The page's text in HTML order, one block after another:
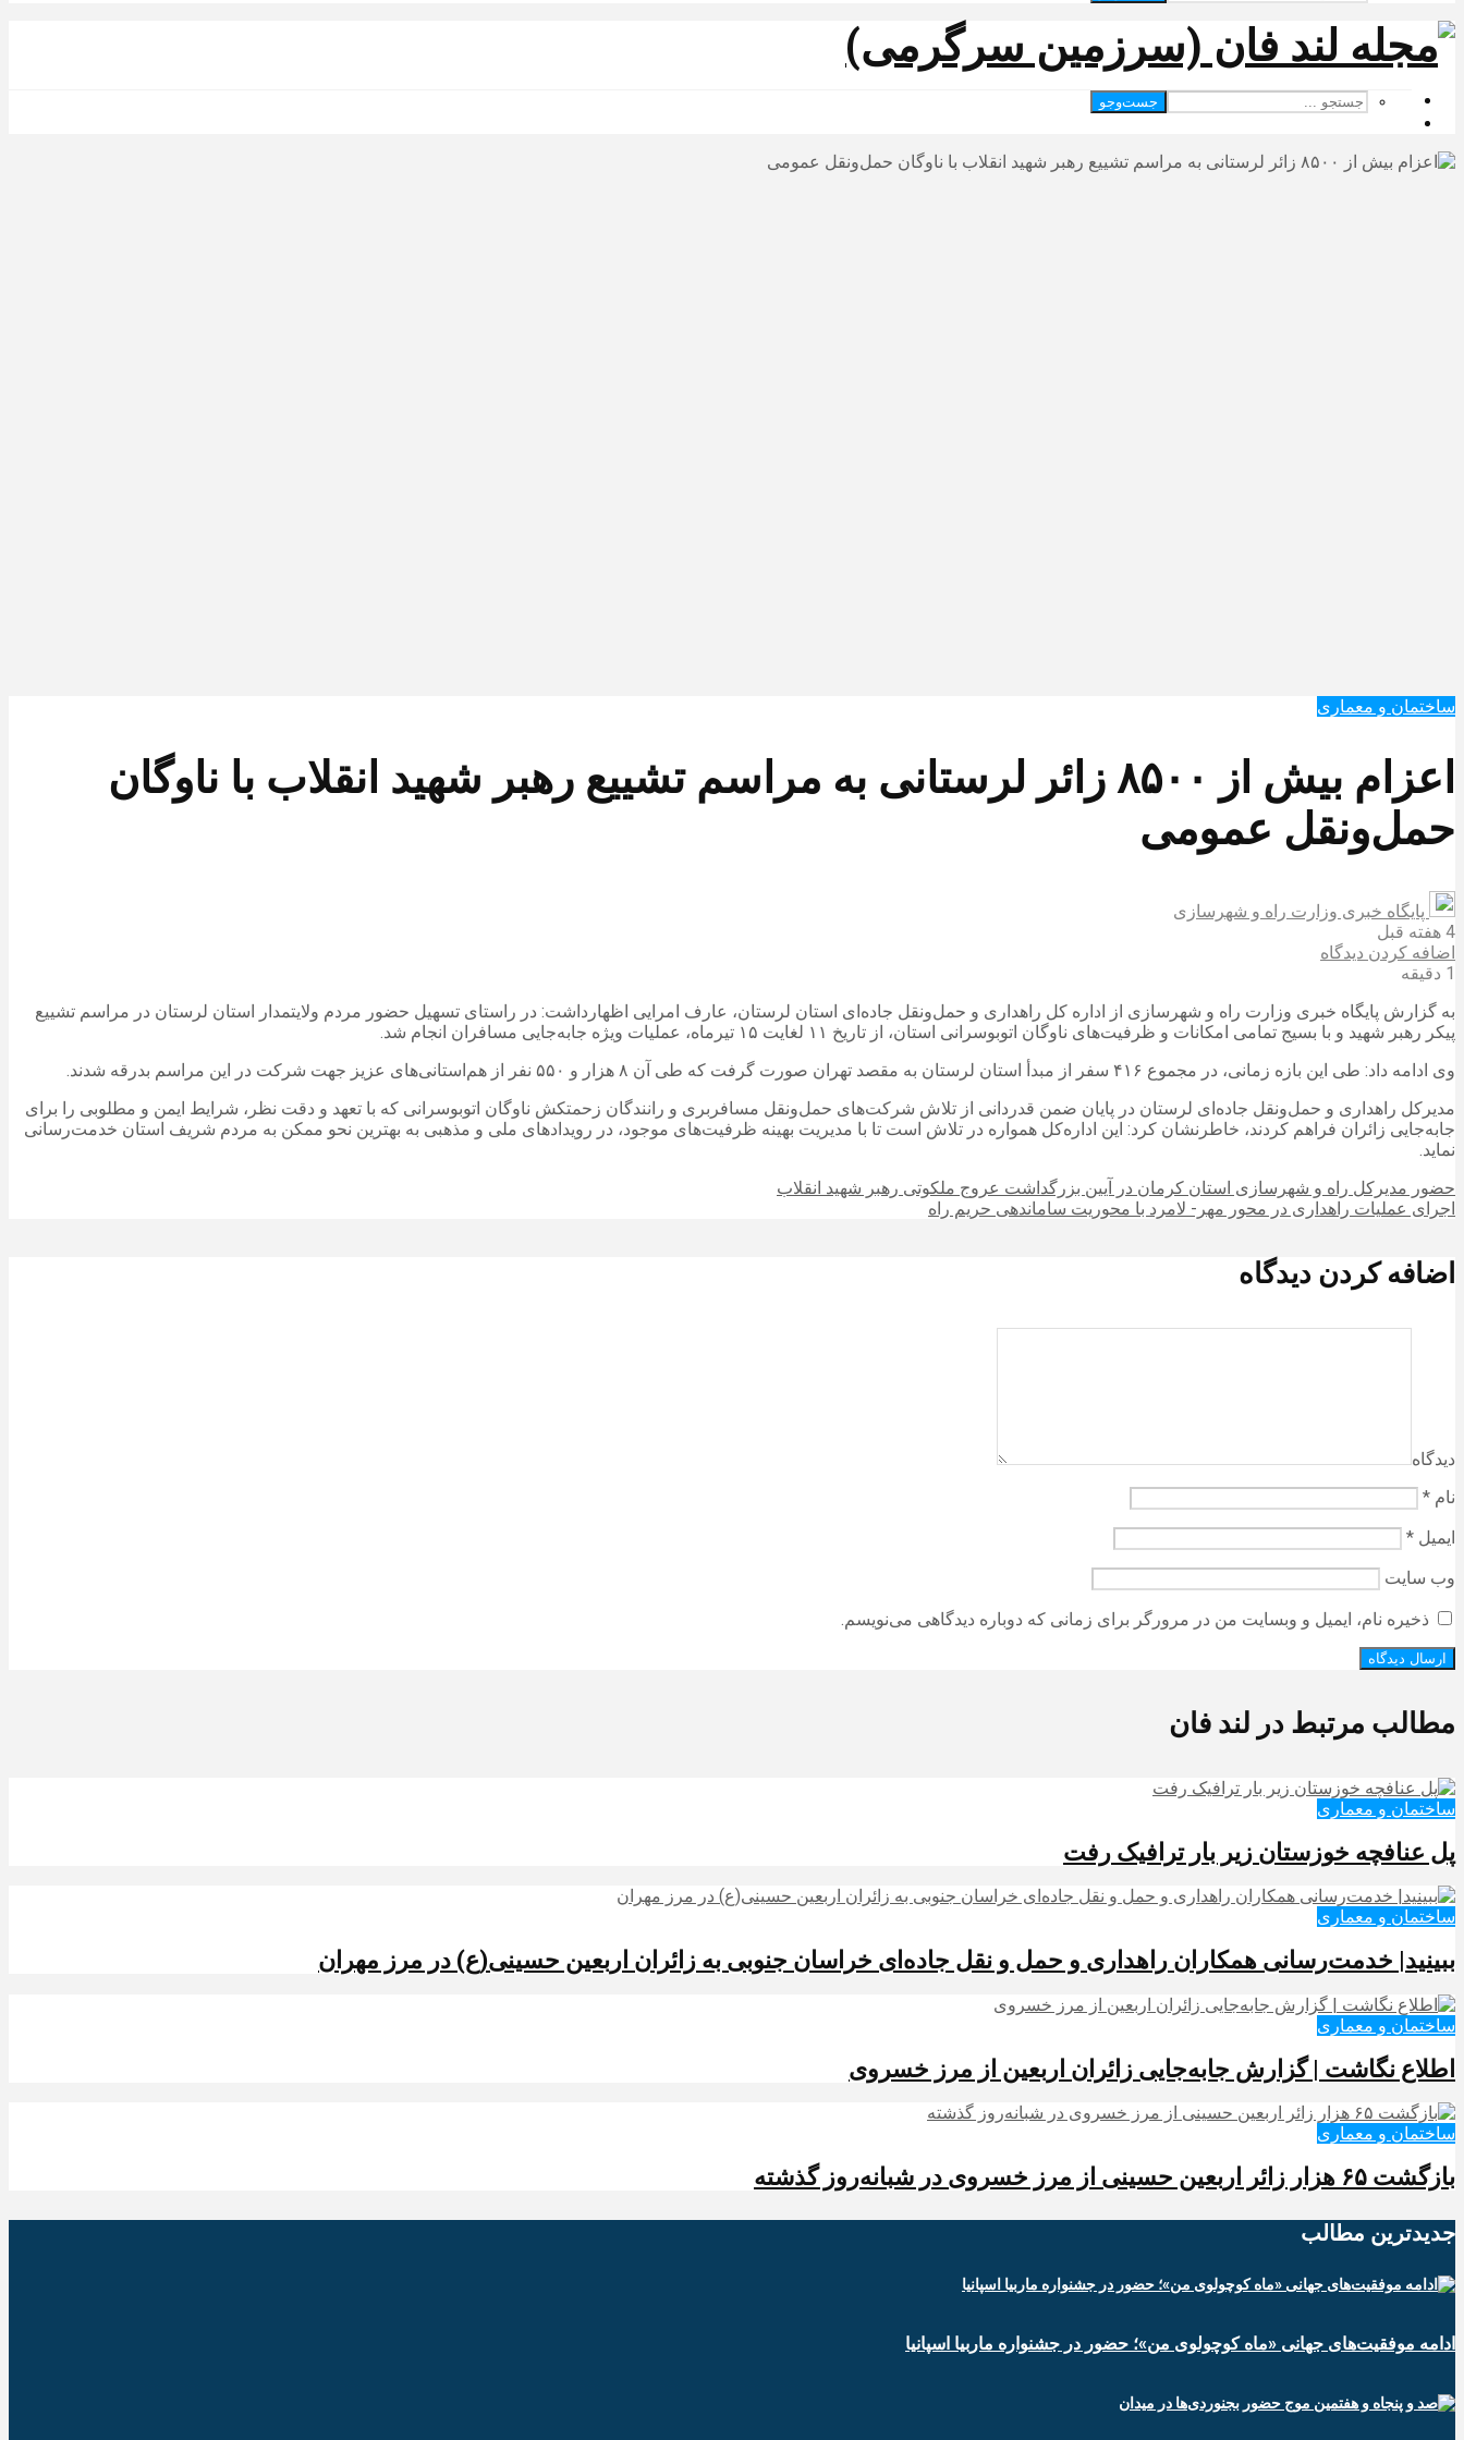
جست‌وجو
ساختمان و معماری
اعزام بیش از ۸۵۰۰ زائر لرستانی به مراسم تشییع رهبر شهید انقلاب با ناوگان
حمل‌ونقل عمومی
پایگاه خبری وزارت راه و شهرسازی
4 هفته قبل
اضافه کردن دیدگاه
1 دقیقه
به گزارش پایگاه خبری وزارت راه و شهرسازی از اداره کل راهداری و حمل‌ونقل جاده‌ای استان لرستان، عارف امرایی اظهارداشت: در راستای تسهیل حضور مردم ولایتمدار استان لرستان در مراسم تشییع
پیکر رهبر شهید و با بسیج تمامی امکانات و ظرفیت‌های ناوگان اتوبوسرانی استان، از تاریخ ۱۱ لغایت ۱۵ تیرماه، عملیات ویژه جابه‌جایی مسافران انجام شد.
وی ادامه داد: طی این بازه زمانی، در مجموع ۴۱۶ سفر از مبدأ استان لرستان به مقصد تهران صورت گرفت که طی آن ۸ هزار و ۵۵۰ نفر از هم‌استانی‌های عزیز جهت شرکت در این مراسم بدرقه شدند.
مدیرکل راهداری و حمل‌ونقل جاده‌ای لرستان در پایان ضمن قدردانی از تلاش شرکت‌های حمل‌ونقل مسافربری و رانندگان زحمتکش ناوگان اتوبوسرانی که با تعهد و دقت نظر، شرایط ایمن و مطلوبی را برای
جابه‌جایی زائران فراهم کردند، خاطرنشان کرد: این اداره‌کل همواره در تلاش است تا با مدیریت بهینه ظرفیت‌های موجود، در رویدادهای ملی و مذهبی به بهترین نحو ممکن به مردم شریف استان خدمت‌رسانی
نماید.
حضور مدیرکل راه و شهرسازی استان کرمان در آیین بزرگداشت عروج ملکوتی رهبر شهید انقلاب
اجرای عملیات راهداری در محور مهر- لامرد با محوریت ساماندهی حریم راه
اضافه کردن دیدگاه
دیدگاه
نام *
ایمیل *
وب‌ سایت
ذخیره نام، ایمیل و وبسایت من در مرورگر برای زمانی که دوباره دیدگاهی می‌نویسم.
مطالب مرتبط در لند فان
ساختمان و معماری
پل عنافچه خوزستان زیر بار ترافیک رفت
ساختمان و معماری
ببینید| خدمت‌رسانی همکاران راهداری و حمل و نقل جاده‌ای خراسان جنوبی به زائران اربعین حسینی(ع) در مرز مهران
ساختمان و معماری
️اطلاع نگاشت | گزارش جابه‌جایی زائران اربعین از مرز خسروی
ساختمان و معماری
️بازگشت ۶۵ هزار زائر اربعین حسینی از مرز خسروی در شبانه‌روز گذشته
جدیدترین‌ مطالب
ادامه موفقیت‌های جهانی «ماه کوچولوی من»؛ حضور در جشنواره ماربیا اسپانیا